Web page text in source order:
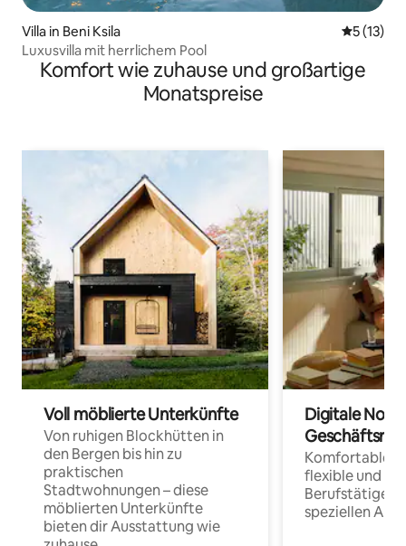
Villa in Beni Ksila
5 (13)
Luxusvilla mit herrlichem Pool
Komfort wie zuhause und großartige
Monatspreise
Voll möblierte Unterkünfte
Von ruhigen Blockhütten in
den Bergen bis hin zu
praktischen
Stadtwohnungen – diese
möblierten Unterkünfte
bieten dir Ausstattung wie
Digitale
Komfortable
flexible und
Berufstätige
speziellen